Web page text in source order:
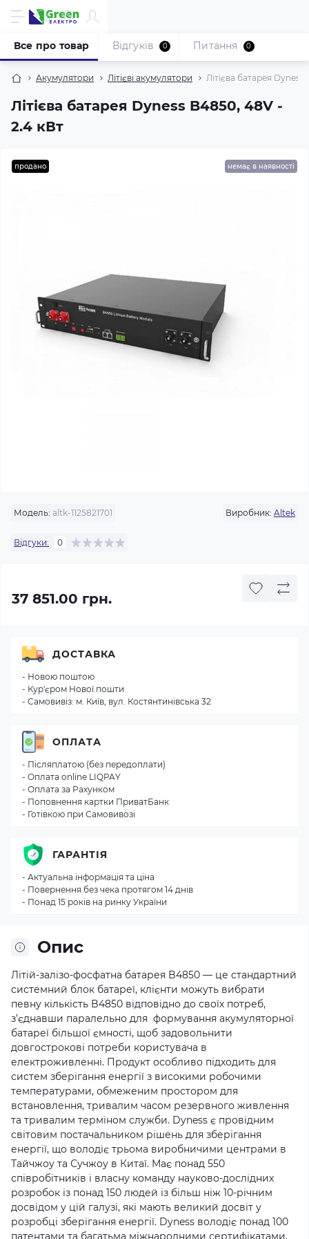
Акумулятори Літієві акумулятори Літієва батарея
Літієва батарея Dyness B4850, 48V -
2.4 кВт
Все про товар Відгуків 0 Питання 0
продано немає в наявності
Модель: altk-1125821701 Виробник: Altek
Відгуки: 0
37 851.00 грн.
Опис
Літій-залізо-фосфатна батарея B4850 — це стандартний
системний блок батареї, клієнти можуть вибрати
певну кількість B4850 відповідно до своїх потреб,
з’єднавши паралельно для формування акумуляторної
батареї більшої ємності, щоб задовольнити
довгострокові потреби користувача в
електроживленні. Продукт особливо підходить для
систем зберігання енергії з високими робочими
температурами, обмеженим простором для
встановлення, тривалим часом резервного живлення
та тривалим терміном служби. Dyness є провідним
світовим постачальником рішень для зберігання
енергії, що володіє трьома виробничими центрами в
Тайчжоу та Сучжоу в Китаї. Має понад 550
співробітників і власну команду науково-дослідних
розробок із понад 150 людей із більш ніж 10-річним
досвідом у цій галузі, які мають великий досвіт у
розробці зберігання енергії. ‍Dyness володіє понад 100
патентами та багатьма міжнародними сертифікатами,
ДОСТАВКА
- Новою поштою
- Кур'єром Нової пошти
- Самовивіз: м. Київ, вул. Костянтинівська 32
ОПЛАТА
- Післяплатою (без передоплати)
- Оплата online LIQPAY
- Оплата за Рахунком
- Поповнення картки ПриватБанк
- Готівкою при Самовивозі
ГАРАНТІЯ
- Актуальна інформація та ціна
- Повернення без чека протягом 14 днів
- Понад 15 років на ринку України